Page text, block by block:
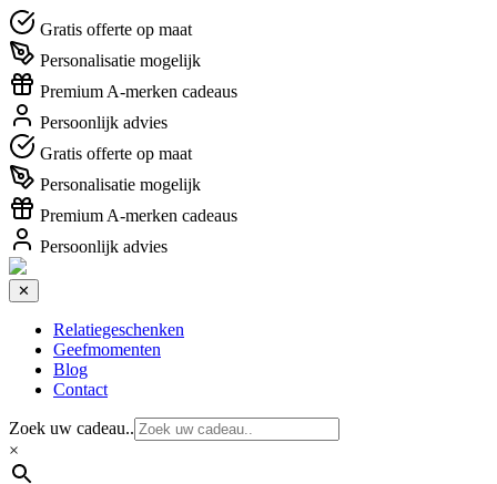
Gratis offerte op maat
Personalisatie mogelijk
Premium A-merken cadeaus
Persoonlijk advies
Gratis offerte op maat
Personalisatie mogelijk
Premium A-merken cadeaus
Persoonlijk advies
✕
Relatiegeschenken
Geefmomenten
Blog
Contact
Zoek uw cadeau..
×